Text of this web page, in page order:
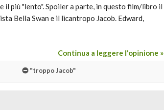
il più "lento". Spoiler a parte, in questo film/libro il
Bella Swan e il licantropo Jacob. Edward,
Continua a leggere l'opinione »
"troppo Jacob"